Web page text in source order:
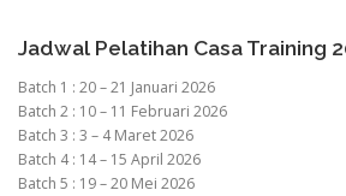
Jadwal Pelatihan Casa Training
Batch 1 : 20 – 21 Januari 2026
Batch 2 : 10 – 11 Februari 2026
Batch 3 : 3 – 4 Maret 2026
Batch 4 : 14 – 15 April 2026
Batch 5 : 19 – 20 Mei 2026